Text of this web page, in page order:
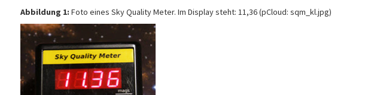
Abbildung 1: Foto eines Sky Quality Meter. Im Display steht: 11,36 (pCloud: sqm_kl.jpg)